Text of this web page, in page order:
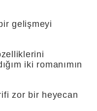
gelişmeyi
iki romanımın
zor bir heyecan